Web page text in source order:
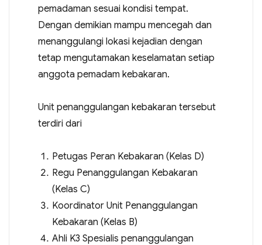
pemadaman sesuai kondisi tempat.
Dengan demikian mampu mencegah dan
menanggulangi lokasi kejadian dengan
tetap mengutamakan keselamatan setiap
anggota pemadam kebakaran.
Unit penanggulangan kebakaran tersebut
terdiri dari
Petugas Peran Kebakaran (Kelas D)
Regu Penanggulangan Kebakaran
(Kelas C)
Koordinator Unit Penanggulangan
Kebakaran (Kelas B)
Ahli K3 Spesialis penanggulangan